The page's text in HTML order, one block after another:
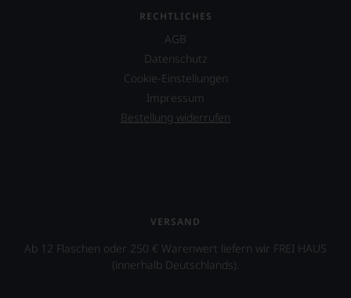
RECHTLICHES
AGB
Datenschutz
Cookie-Einstellungen
Impressum
Bestellung widerrufen
VERSAND
Ab 12 Flaschen oder 250 € Warenwert liefern wir FREI HAUS
(innerhalb Deutschlands).